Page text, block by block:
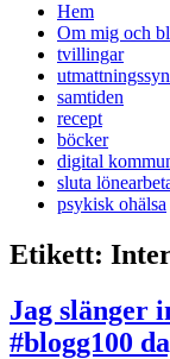
Hem
Om mig och
tvillingar
samtiden
recept
böcker
digital
sluta
psykisk ohälsa
Etikett:
Jag slänger
#blogg100